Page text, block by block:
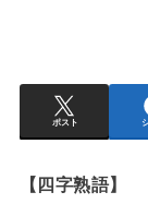
ポスト
【四字熟語】